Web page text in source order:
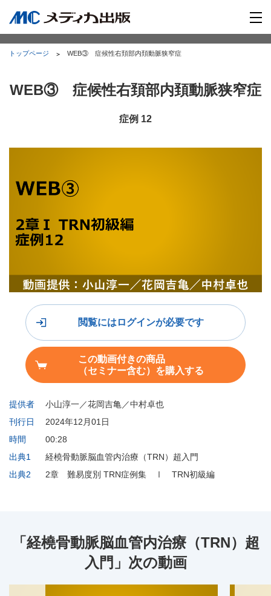
トップページ WEB③ 症候性右頚部内頚動脈狭窄症
WEB③ 症候性右頚部内頚動脈狭窄症
症例 12
提供者
小山淳一／花岡吉亀／中村卓也
刊行日
2024年12月01日
時間
00:28
出典1
経橈骨動脈脳血管内治療（TRN）超入門
出典2
2章 難易度別 TRN症例集 Ⅰ TRN初級編
閲覧にはログインが必要です
この動画付きの商品
（セミナー含む）を購入する
「経橈骨動脈脳血管内治療（TRN）超
入門」次の動画